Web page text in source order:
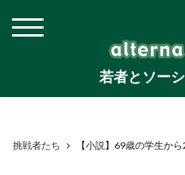
若者とソー
挑戦者たち 【小説】69歳の学生か